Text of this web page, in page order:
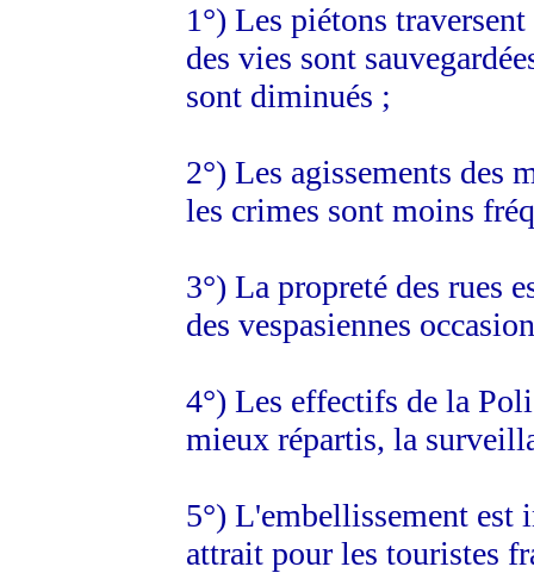
1°) Les piétons
des vies sont
sont diminués ;
2°) Les agissements des
les crimes sont moins
3°) La propreté des rues
des vespasiennes
4°) Les effectifs de la
mieux répartis, la
5°) L'embellissement est
attrait pour les touristes